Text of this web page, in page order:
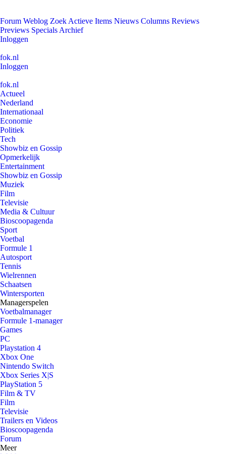
Forum Weblog Zoek Actieve Items Nieuws Columns Reviews
Previews Specials Archief
Inloggen
fok.nl
Inloggen
fok.nl
Actueel
Nederland
Internationaal
Economie
Politiek
Tech
Showbiz en Gossip
Opmerkelijk
Entertainment
Showbiz en Gossip
Muziek
Film
Televisie
Media & Cultuur
Bioscoopagenda
Sport
Voetbal
Formule 1
Autosport
Tennis
Wielrennen
Schaatsen
Wintersporten
Managerspelen
Voetbalmanager
Formule 1-manager
Games
PC
Playstation 4
Xbox One
Nintendo Switch
Xbox Series X|S
PlayStation 5
Film & TV
Film
Televisie
Trailers en Videos
Bioscoopagenda
Forum
Meer